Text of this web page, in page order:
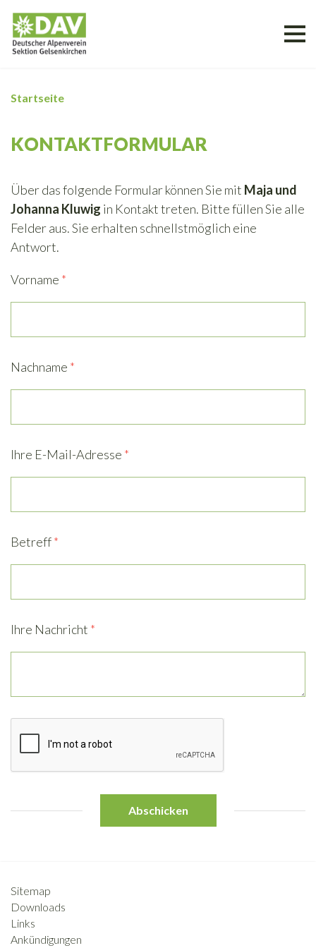
Startseite
KONTAKTFORMULAR
Über das folgende Formular können Sie mit Maja und
Johanna Kluwig in Kontakt treten. Bitte füllen Sie alle
Felder aus. Sie erhalten schnellstmöglich eine
Antwort.
Vorname *
Nachname *
Ihre E-Mail-Adresse *
Betreff*
Ihre Nachricht *
Abschicken
Sitemap
Downloads
Links
Ankündigungen